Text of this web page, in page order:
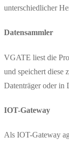
unterschiedlicher
Datensammler
VGATE liest die
und speichert diese
Datenträger oder in
IOT-Gateway
Als IOT-Gateway